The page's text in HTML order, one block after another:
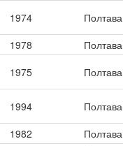
1974
Полтава
1978
Полтава
1975 Полтава
1994
Полтава
1982
Полтава